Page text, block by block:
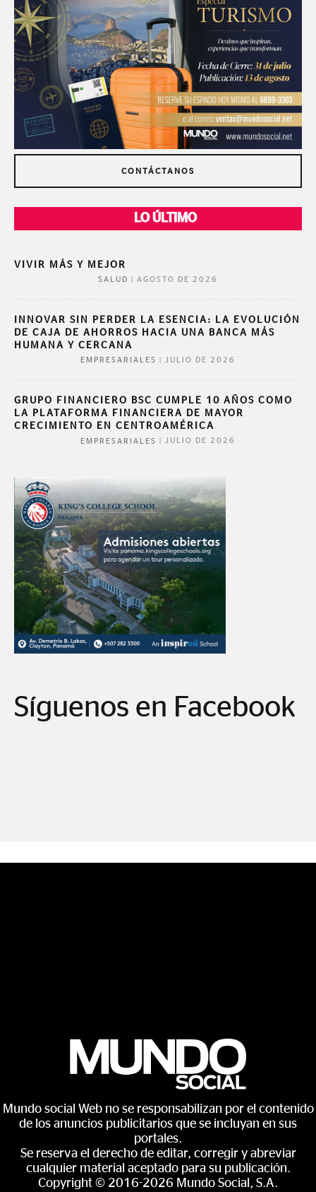
CONTÁCTANOS
LO ÚLTIMO
VIVIR MÁS Y MEJOR
SALUD AGOSTO DE 2026
INNOVAR SIN PERDER LA ESENCIA: LA EVOLUCIÓN
DE CAJA DE AHORROS HACIA UNA BANCA MÁS
HUMANA Y CERCANA
EMPRESARIALES JULIO DE 2026
GRUPO FINANCIERO BSC CUMPLE 10 AÑOS COMO
LA PLATAFORMA FINANCIERA DE MAYOR
CRECIMIENTO EN CENTROAMÉRICA
EMPRESARIALES JULIO DE 2026
Síguenos en Facebook
Mundo social Web no se responsabilizan por el contenido
de los anuncios publicitarios que se incluyan en sus
portales.
Se reserva el derecho de editar, corregir y abreviar
cualquier material aceptado para su publicación.
Copyright © 2016-2026 Mundo Social, S.A.